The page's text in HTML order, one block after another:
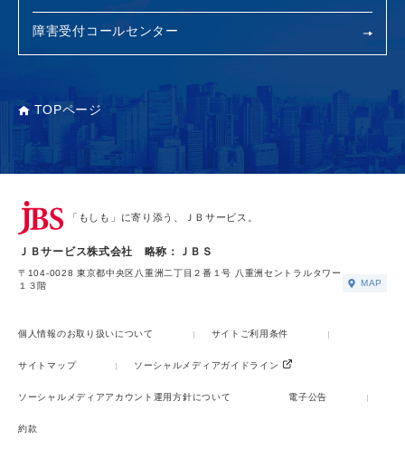
障害受付コールセンター
TOPページ
「もしも」に寄り添う、ＪＢサービス。
ＪＢサービス株式会社 略称：ＪＢＳ
〒104-0028 東京都中央区八重洲二丁目２番１号 八重洲セントラルタワー
１３階
MAP
個人情報のお取り扱いについて サイトご利用条件
サイトマップ ソーシャルメディアガイドライン
ソーシャルメディアアカウント運用方針について 電子公告
約款